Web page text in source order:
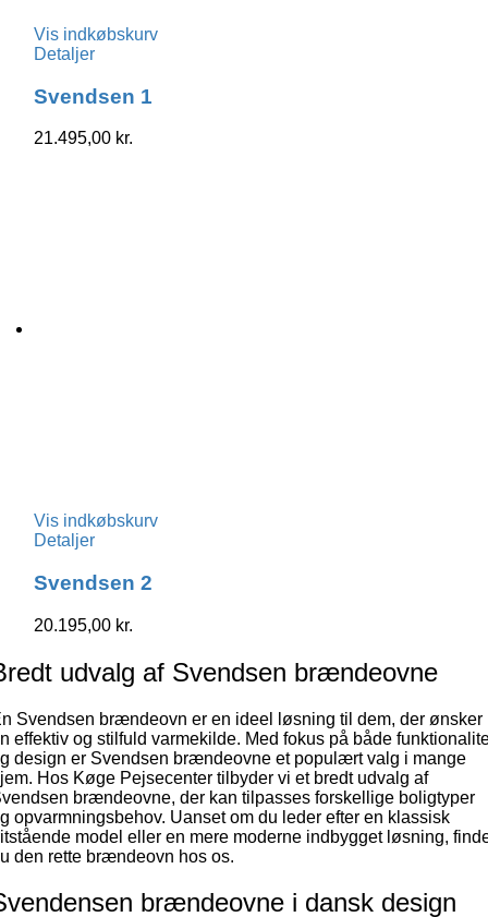
Vis indkøbskurv
Detaljer
Svendsen 1
21.495,00 kr.
Vis indkøbskurv
Detaljer
Svendsen 2
20.195,00 kr.
udvalg af Svendsen brændeovne
Svendsen brændeovn er en ideel løsning til dem, der ønsker
effektiv og stilfuld varmekilde. Med fokus på både
design er Svendsen brændeovne et populært valg i mange
Hos Køge Pejsecenter tilbyder vi et bredt udvalg af
brændeovne, der kan tilpasses forskellige boligtyper
opvarmningsbehov. Uanset om du leder efter en klassisk
model eller en mere moderne indbygget løsning,
den rette brændeovn hos os.
brændeovne i dansk design